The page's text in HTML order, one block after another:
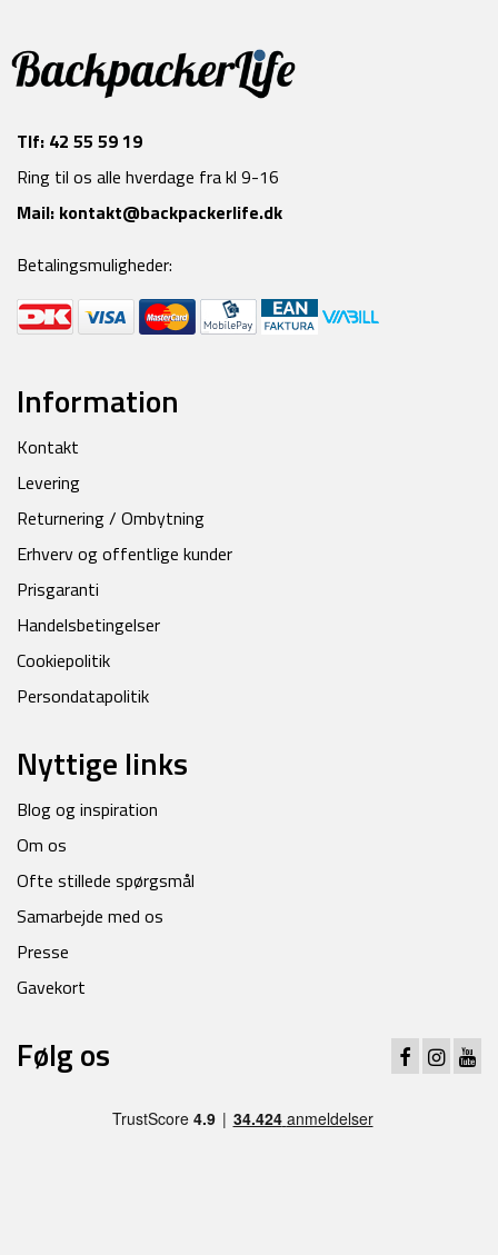
Tlf: 42 55 59 19
Ring til os alle hverdage fra kl 9-16
Mail: kontakt@backpackerlife.dk
Betalingsmuligheder:
Information
Kontakt
Levering
Returnering / Ombytning
Erhverv og offentlige kunder
Prisgaranti
Handelsbetingelser
Cookiepolitik
Persondatapolitik
Nyttige links
Blog og inspiration
Om os
Ofte stillede spørgsmål
Samarbejde med os
Presse
Gavekort
Følg os